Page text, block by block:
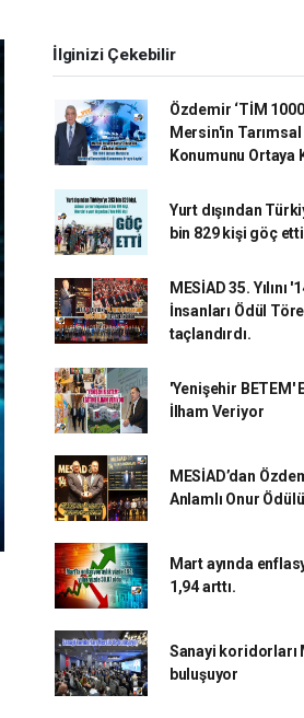
İlginizi Çekebilir
Özdemir ‘TİM
Mersin'in
Konumunu Ortaya
Yurt dışından
bin 829 kişi göç
MESİAD 35. Yılını
İnsanları Ödül
taçlandırdı.
'Yenişehir BETEM'
İlham Veriyor
MESİAD’dan
Anlamlı Onur Ödülü
Mart ayında
1,94 arttı.
Sanayi koridorları
buluşuyor